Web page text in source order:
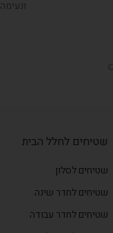
ונעימה
שטיחים לחלל הבית
שטיחים לסלון
שטיחים לחדר שינה
שטיחים לחדר עבודה